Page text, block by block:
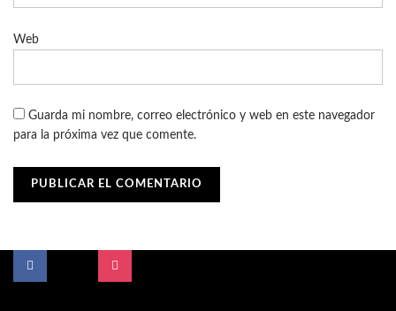
Web
Guarda mi nombre, correo electrónico y web en este navegador
para la próxima vez que comente.